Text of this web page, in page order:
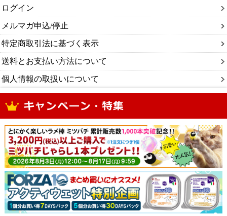
ログイン
メルマガ申込/停止
特定商取引法に基づく表示
送料とお支払い方法について
個人情報の取扱いについて